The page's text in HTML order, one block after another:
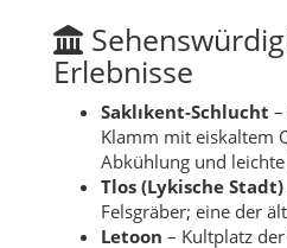
Erlebnisse
Saklıkent-Schlucht
Klamm mit eiskaltem
Abkühlung und
Tlos (Lykische Stadt)
Felsgräber; eine der
Letoon – Kultplatz der